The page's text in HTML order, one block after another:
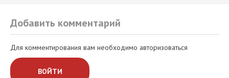
Добавить комментарий
Для комментирования вам необходимо авторизоваться
ВОЙТИ